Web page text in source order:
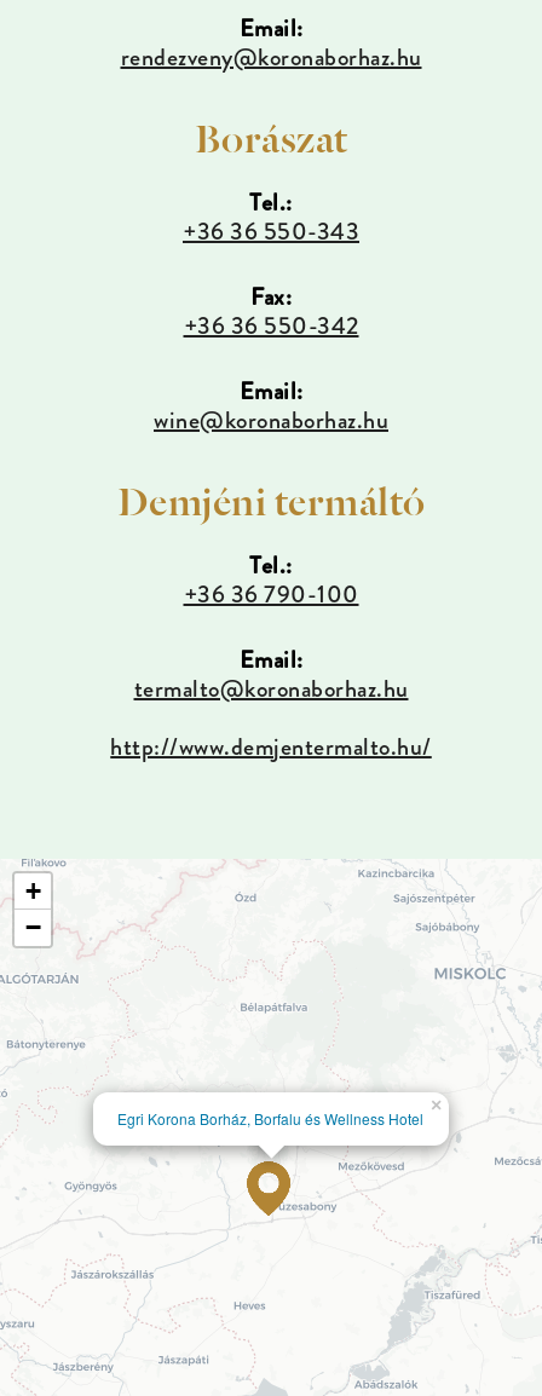
Email:
rendezveny@koronaborhaz.hu
Borászat
Tel.:
+36 36 550-343
Fax:
+36 36 550-342
Email:
wine@koronaborhaz.hu
Demjéni termáltó
Tel.:
+36 36 790-100
Email:
termalto@koronaborhaz.hu
http://www.demjentermalto.hu/
Egri Korona Borház, Borfalu és Wellness Hotel
×
+
−